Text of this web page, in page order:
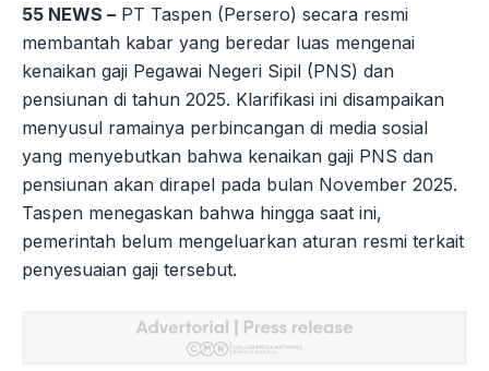
55 NEWS – PT Taspen (Persero) secara resmi
membantah kabar yang beredar luas mengenai
kenaikan gaji Pegawai Negeri Sipil (PNS) dan
pensiunan di tahun 2025. Klarifikasi ini disampaikan
menyusul ramainya perbincangan di media sosial
yang menyebutkan bahwa kenaikan gaji PNS dan
pensiunan akan dirapel pada bulan November 2025.
Taspen menegaskan bahwa hingga saat ini,
pemerintah belum mengeluarkan aturan resmi terkait
penyesuaian gaji tersebut.